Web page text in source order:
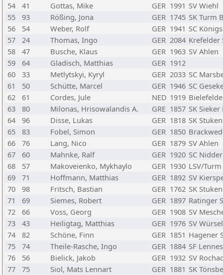
54
41 Gottas, Mike GER 1991 SV Wiehl
55
93 Rößing, Jona GER 1745 SK Turm
56
54 Weber, Rolf GER 1941 SC
57
24 Thomas, Ingo GER 2084 Krefelder
58
47 Busche, Klaus GER 1963 SV Ahlen
59
64 Gladisch, Matthias GER 1912
60
33 Metlytskyi, Kyryl GER 2033 SC
61
50 Schütte, Marcel GER 1946 SC
62
61 Cordes, Jule NED 1919
63
80 Milonas, Hrisowalandis A. GRE 1857 SK
64
96 Disse, Lukas GER 1818 SK
65
83 Fobel, Simon GER 1850
66
76 Lang, Nico GER 1879 SV Ahlen
67
60 Mahnke, Ralf GER 1920 SC
68
57 Makoveienko, Mykhaylo GER 1930 LSV/
69
71 Hoffmann, Matthias GER 1892 SV
70
98 Fritsch, Bastian GER 1762 SK
71
69 Siemes, Robert GER 1897 Ratinger
72
66 Voss, Georg GER 1908 SV
73
43 Heiligtag, Matthias GER 1976 SV
74
82 Schöne, Finn GER 1851 Hagener
75
74 Theile-Rasche, Ingo GER 1884 SF
76
56 Bielick, Jakob GER 1932 SV
77
75 Siol, Mats Lennart GER 1881 SK